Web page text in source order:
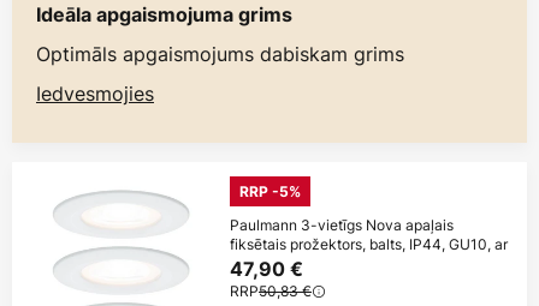
Ideāla apgaismojuma grims
Optimāls apgaismojums dabiskam grims
Iedvesmojies
RRP -5%
Paulmann 3-vietīgs Nova apaļais
fiksētais prožektors, balts, IP44, GU10, ar
47,90 €
RRP50,83 €